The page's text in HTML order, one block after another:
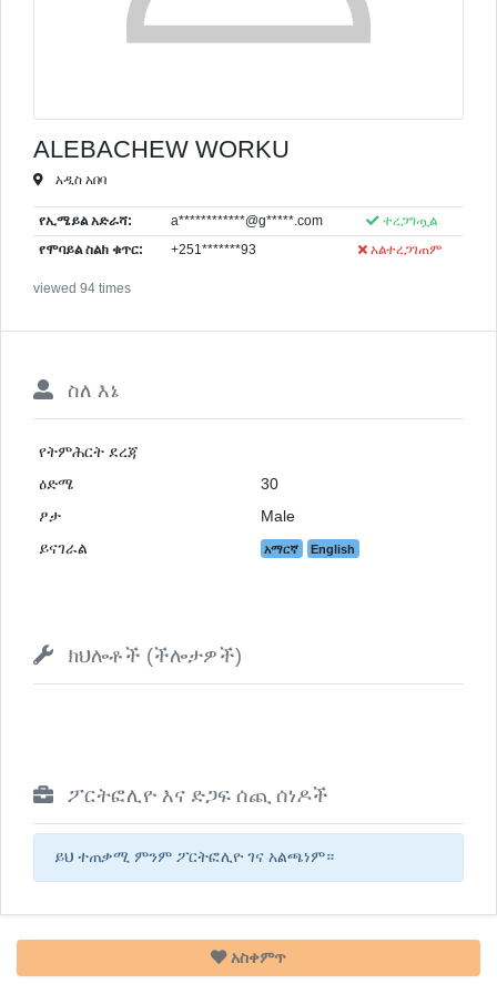
ALEBACHEW WORKU
አዲስ አበባ
የኢሜይል አድራሻ: a************@g*****.com ተረጋግጧል
የሞባይል ስልክ ቁጥር: +251*******93 አልተረጋገጠም
viewed 94 times
ስለ እኔ
የትምሕርት ደረጃ
ዕድሜ
30
ፆታ
Male
ይናገራል
አማርኛ English
ክህሎቶች (ችሎታዎች)
ፖርትፎሊዮ እና ድጋፍ ሰጪ ሰነዶች
ይህ ተጠቃሚ ምንም ፖርትፎሊዮ ገና አልጫነም።
አስቀምጥ